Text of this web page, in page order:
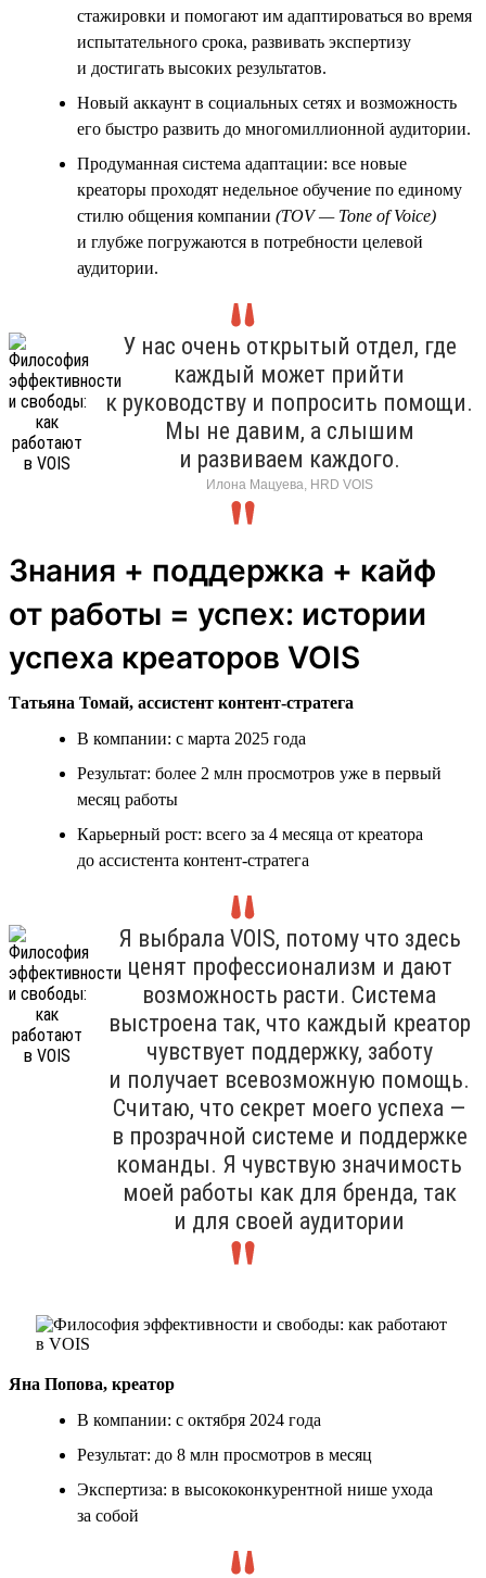
стажировки и помогают им адаптироваться во время
испытательного срока, развивать экспертизу
и достигать высоких результатов.
Новый аккаунт в социальных сетях и возможность
его быстро развить до многомиллионной аудитории.
Продуманная система адаптации: все новые
креаторы проходят недельное обучение по единому
стилю общения компании (TOV — Tone of Voice)
и глубже погружаются в потребности целевой
аудитории.
У нас очень открытый отдел, где
каждый может прийти
к руководству и попросить помощи.
Мы не давим, а слышим
и развиваем каждого.
Илона Мацуева, HRD VOIS
Знания + поддержка + кайф
от работы = успех: истории
успеха креаторов VOIS
Татьяна Томай, ассистент контент-стратега
В компании: с марта 2025 года
Результат: более 2 млн просмотров уже в первый
месяц работы
Карьерный рост: всего за 4 месяца от креатора
до ассистента контент-стратега
Я выбрала VOIS, потому что здесь
ценят профессионализм и дают
возможность расти. Система
выстроена так, что каждый креатор
чувствует поддержку, заботу
и получает всевозможную помощь.
Считаю, что секрет моего успеха —
в прозрачной системе и поддержке
команды. Я чувствую значимость
моей работы как для бренда, так
и для своей аудитории
Яна Попова, креатор
В компании: с октября 2024 года
Результат: до 8 млн просмотров в месяц
Экспертиза: в высококонкурентной нише ухода
за собой